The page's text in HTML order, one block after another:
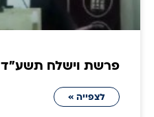
פרשת וישלח תשע״ד
לצפייה »